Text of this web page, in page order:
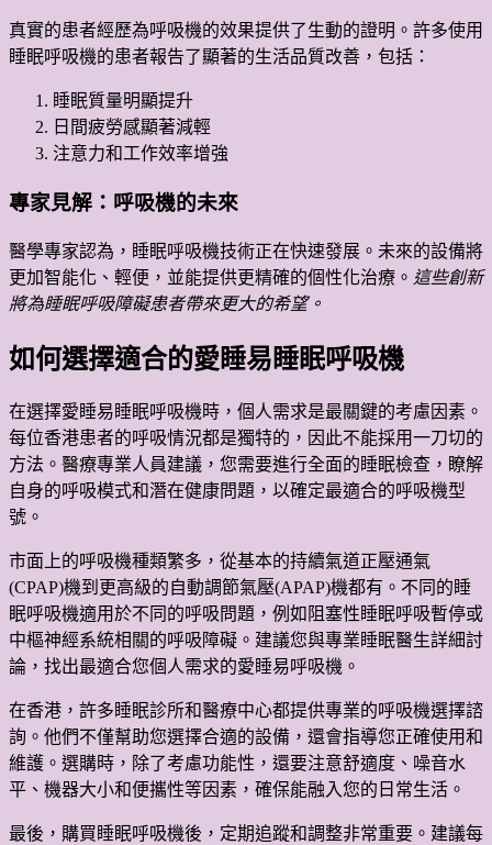
真實的患者經歷為呼吸機的效果提供了生動的證明。許多使用
睡眠呼吸機的患者報告了顯著的生活品質改善，包括：
睡眠質量明顯提升
日間疲勞感顯著減輕
注意力和工作效率增強
專家見解：呼吸機的未來
醫學專家認為，睡眠呼吸機技術正在快速發展。未來的設備將
更加智能化、輕便，並能提供更精確的個性化治療。 這些創新
將為睡眠呼吸障礙患者帶來更大的希望。
如何選擇適合的愛睡易睡眠呼吸機
在選擇愛睡易睡眠呼吸機時，個人需求是最關鍵的考慮因素。
每位香港患者的呼吸情況都是獨特的，因此不能採用一刀切的
方法。醫療專業人員建議，您需要進行全面的睡眠檢查，瞭解
自身的呼吸模式和潛在健康問題，以確定最適合的呼吸機型
號。
市面上的呼吸機種類繁多，從基本的持續氣道正壓通氣
(CPAP)機到更高級的自動調節氣壓(APAP)機都有。不同的睡
眠呼吸機適用於不同的呼吸問題，例如阻塞性睡眠呼吸暫停或
中樞神經系統相關的呼吸障礙。建議您與專業睡眠醫生詳細討
論，找出最適合您個人需求的愛睡易呼吸機。
在香港，許多睡眠診所和醫療中心都提供專業的呼吸機選擇諮
詢。他們不僅幫助您選擇合適的設備，還會指導您正確使用和
維護。選購時，除了考慮功能性，還要注意舒適度、噪音水
平、機器大小和便攜性等因素，確保能融入您的日常生活。
最後，購買睡眠呼吸機後，定期追蹤和調整非常重要。建議每